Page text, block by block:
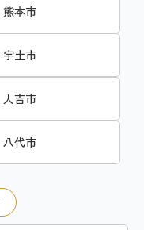
熊本市
宇土市
人吉市
八代市